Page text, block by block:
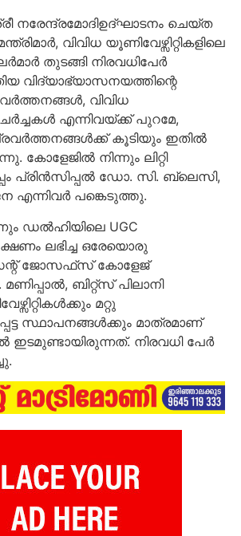
നരേന്ദ്രമോദിഉദ്ഘാടനം ചെയ്ത
വിവിധ യൂണിവേഴ്സിറ്റികളിലെ
തുടങ്ങി നിരവധിപേർ
വിദ്യാഭ്യാസനയത്തിന്റെ
വിവിധ
എന്നിവയ്ക്ക് പുറമേ,
പ്രവർത്തനങ്ങൾക്ക് കൂടിയും ഇതിൽ
കോളേജിൽ നിന്നും ലിറ്റി
പ്രിൻസിപ്പൽ ഡോ. സി. ബ്ലെസി,
എന്നിവർ പങ്കെടുത്തു.
ഡൽഹിയിലെ UGC
ലഭിച്ച ഒരേയൊരു
ജോസഫ്‌സ് കോളേജ്
ബിറ്റ്സ് പിലാനി
മറ്റു
സ്ഥാപനങ്ങൾക്കും മാത്രമാണ്
ഇടമുണ്ടായിരുന്നത്. നിരവധി പേർ